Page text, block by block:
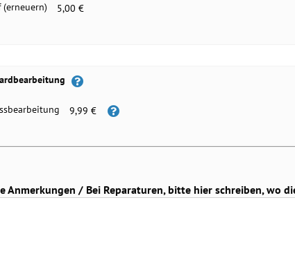
(erneuern) 5,00 €
9,99 €
Anmerkungen / Bei Reparaturen, bitte hier schreiben, wo